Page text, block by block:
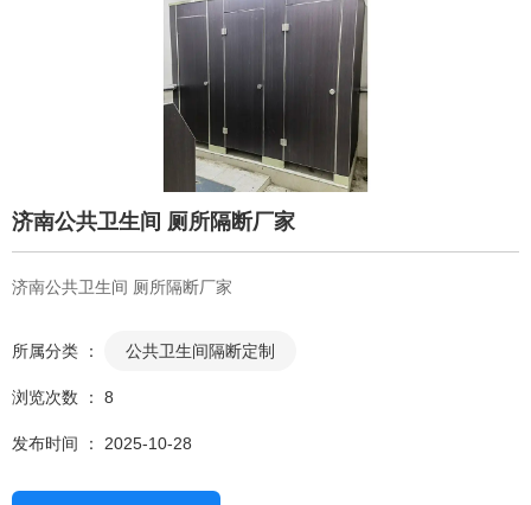
济南公共卫生间 厕所隔断厂家
济南公共卫生间 厕所隔断厂家
所属分类 ： 公共卫生间隔断定制
浏览次数 ： 8
发布时间 ： 2025-10-28